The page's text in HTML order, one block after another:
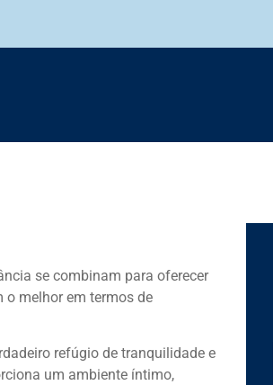
se combinam para oferecer
o melhor em termos de
refúgio de tranquilidade e
um ambiente íntimo,